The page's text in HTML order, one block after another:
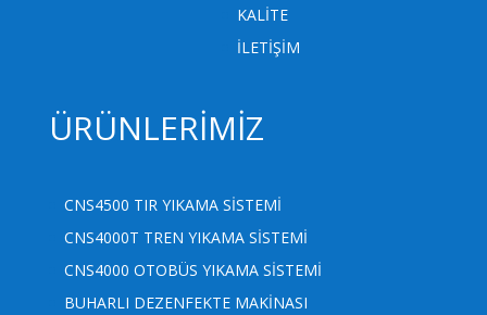
KALİTE
İLETİŞİM
ÜRÜNLERİMİZ
CNS4500 TIR YIKAMA SİSTEMİ
CNS4000T TREN YIKAMA SİSTEMİ
CNS4000 OTOBÜS YIKAMA SİSTEMİ
BUHARLI DEZENFEKTE MAKİNASI